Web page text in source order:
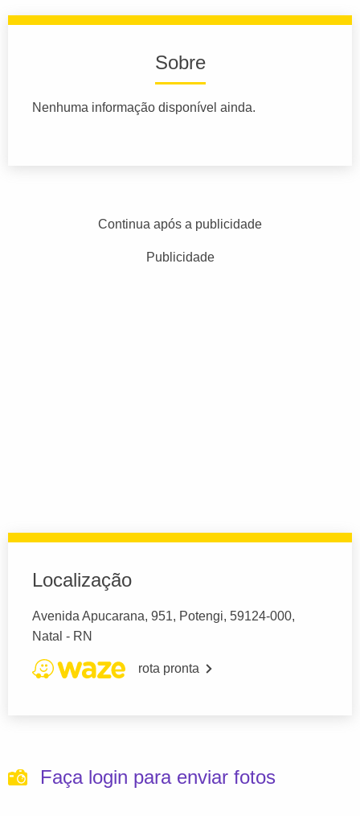
Sobre
Nenhuma informação disponível ainda.
Continua após a publicidade
Publicidade
Localização
Avenida Apucarana, 951, Potengi, 59124-000,
Natal - RN
rota pronta
Faça login para enviar fotos